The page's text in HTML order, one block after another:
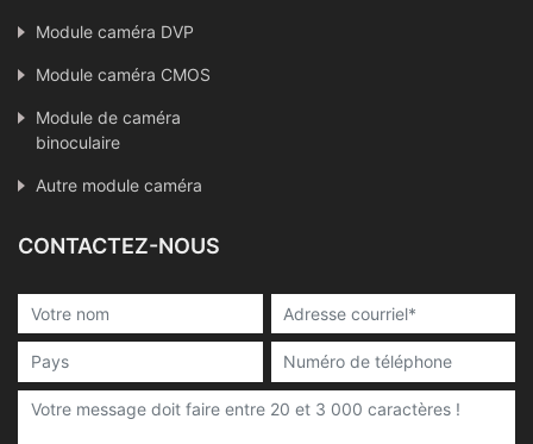
Module caméra DVP
Module caméra CMOS
Module de caméra
binoculaire
Autre module caméra
CONTACTEZ-NOUS